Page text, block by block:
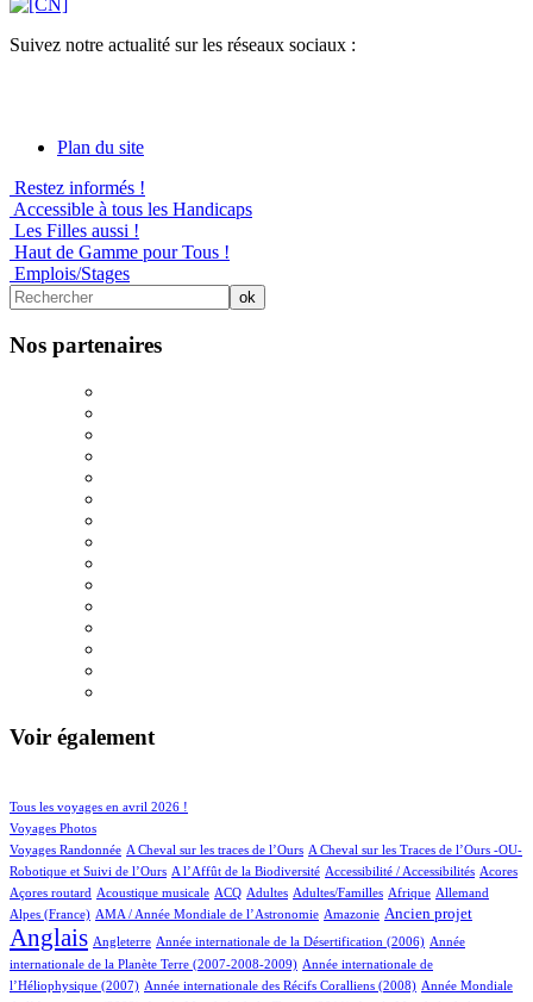
Suivez notre actualité sur les réseaux sociaux :
Plan du site
Restez informés !
Accessible à tous les Handicaps
Les Filles aussi !
Haut de Gamme pour Tous !
Emplois/Stages
Nos partenaires
Voir également
Tous les voyages en avril 2026 !
108/760
Voyages Photos
93/760
Voyages Randonnée
4/760 A Cheval sur les traces de l’Ours
4/760
A Cheval sur les Traces de l’Ours -OU-
Robotique et Suivi de l’Ours
3/760 A l’Affût de la Biodiversité
1/760 Accessibilité / Accessibilités
4/760 Acores
1/760
Açores routard
2/760 Acoustique musicale
47/760 ACQ
26/760 Adultes
11/760 Adultes/Familles
2/760 Afrique
48/760 Allemand
23/760
Alpes (France)
13/760 AMA / Année Mondiale de l’Astronomie
7/760 Amazonie
246/760 Ancien projet
583/760
Anglais
60/760 Angleterre
6/760 Année internationale de la Désertification (2006)
14/760
Année
internationale de la Planète Terre (2007-2008-2009)
4/760
Année internationale de
l’Héliophysique (2007)
1/760 Année internationale des Récifs Coralliens (2008)
12/760
Année Mondiale